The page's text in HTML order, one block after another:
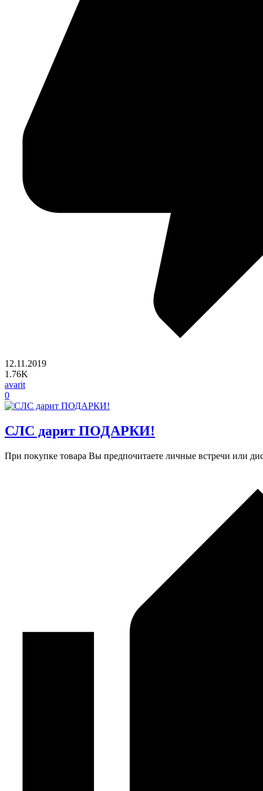
12.11.2019
1.76K
avarit
0
СЛС дарит ПОДАРКИ!
При покупке товара Вы предпочитаете личные встречи или